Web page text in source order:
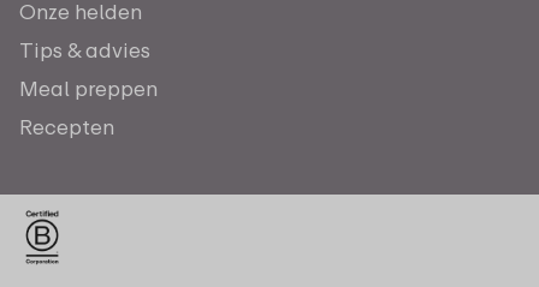
Onze helden
Tips & advies
Meal preppen
Recepten